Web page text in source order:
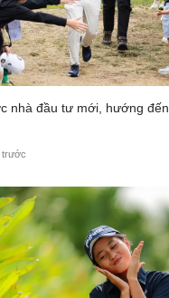
nhà đầu tư mới, hướng
trước